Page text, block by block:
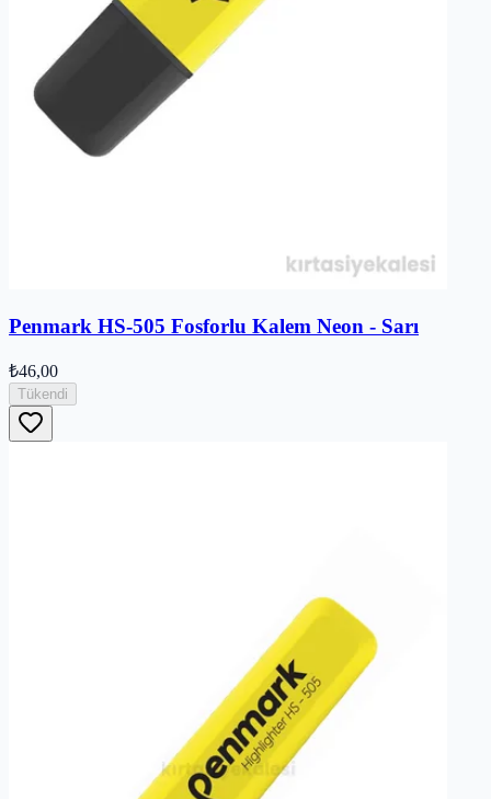
Penmark HS-505 Fosforlu Kalem Neon - Sarı
₺46,00
Tükendi